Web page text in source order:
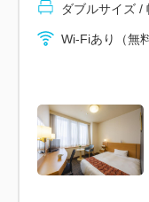
特に夜景は最高で
ベッドサイズは１
内側タイプのお部
入浴剤サービス！
ンチのクイーンサ
ダブルサイズ /
Wi-Fiあり（無料